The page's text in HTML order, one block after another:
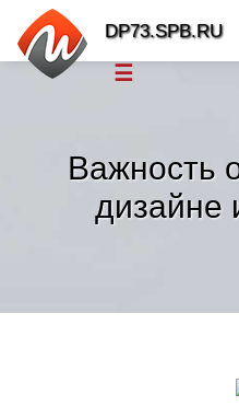
Важность
дизайне
DP73.SPB.RU
☰
Тренды новостей»
Правила»